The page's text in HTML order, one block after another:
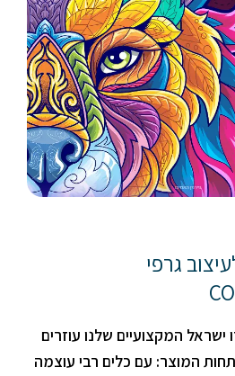
גרפי
ישראל המקצועיים שלנו עוזרים
המוצר: עם כלים רבי עוצמה